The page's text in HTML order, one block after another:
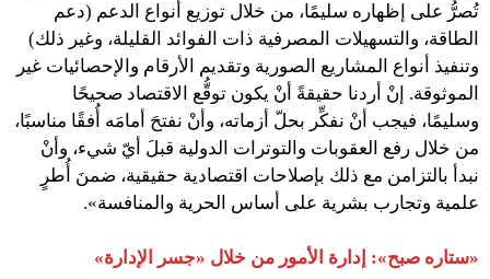
تُصرُّ على إظهاره سليمًا، من خلال توزيع أنواع الدعم (دعم
الطاقة، والتسهيلات المصرفية ذات الفوائد القليلة، وغير ذلك)
وتنفيذ أنواع المشاريع الصورية وتقديم الأرقام والإحصائيات غير
الموثوقة. إنْ أردنا حقيقةً أنْ يكون توقُّع الاقتصاد صحيحًا
وسليمًا، فيجب أنْ نفكِّر بحلّ أزماته، وأنْ نفتحَ أمامَه أُفقًا مناسبًا،
من خلال رفع العقوبات والتوترات الدولية قبلَ أيّ شيء، وأنْ
نبدأ بالتزامن مع ذلك بإصلاحات اقتصادية حقيقية، ضمنَ أُطرٍ
علمية وتجارب بشرية على أساس الحرية والمنافسة».
«ستاره صبح»: إدارة الأمور من خلال «جسر الإدارة»